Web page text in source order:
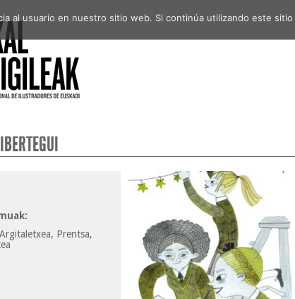
Prentsa,
al usuario en nuestro sitio web. Si continúa utilizando este